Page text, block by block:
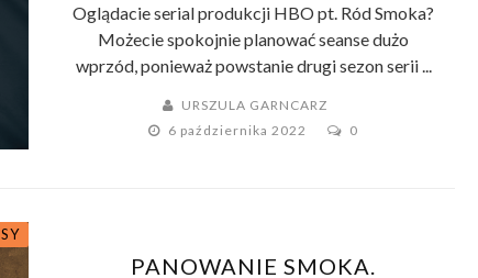
Oglądacie serial produkcji HBO pt. Ród Smoka?
Możecie spokojnie planować seanse dużo
wprzód, ponieważ powstanie drugi sezon serii ...
URSZULA GARNCARZ
6 października 2022
0
PANOWANIE SMOKA.